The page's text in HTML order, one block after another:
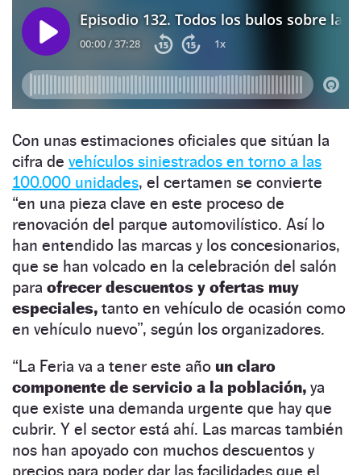
Con unas estimaciones oficiales que sitúan la
cifra de vehículos siniestrados en torno a las
100.000 unidades, el certamen se convierte
“en una pieza clave en este proceso de
renovación del parque automovilístico. Así lo
han entendido las marcas y los concesionarios,
que se han volcado en la celebración del salón
para ofrecer descuentos y ofertas muy
especiales, tanto en vehículo de ocasión como
en vehículo nuevo”, según los organizadores.
“La Feria va a tener este año un claro
componente de servicio a la población, ya
que existe una demanda urgente que hay que
cubrir. Y el sector está ahí. Las marcas también
nos han apoyado con muchos descuentos y
precios para poder dar las facilidades que el